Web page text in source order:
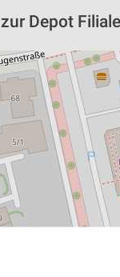
zur Depot